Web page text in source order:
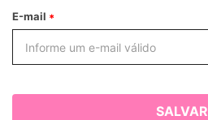
E-mail
SALVAR